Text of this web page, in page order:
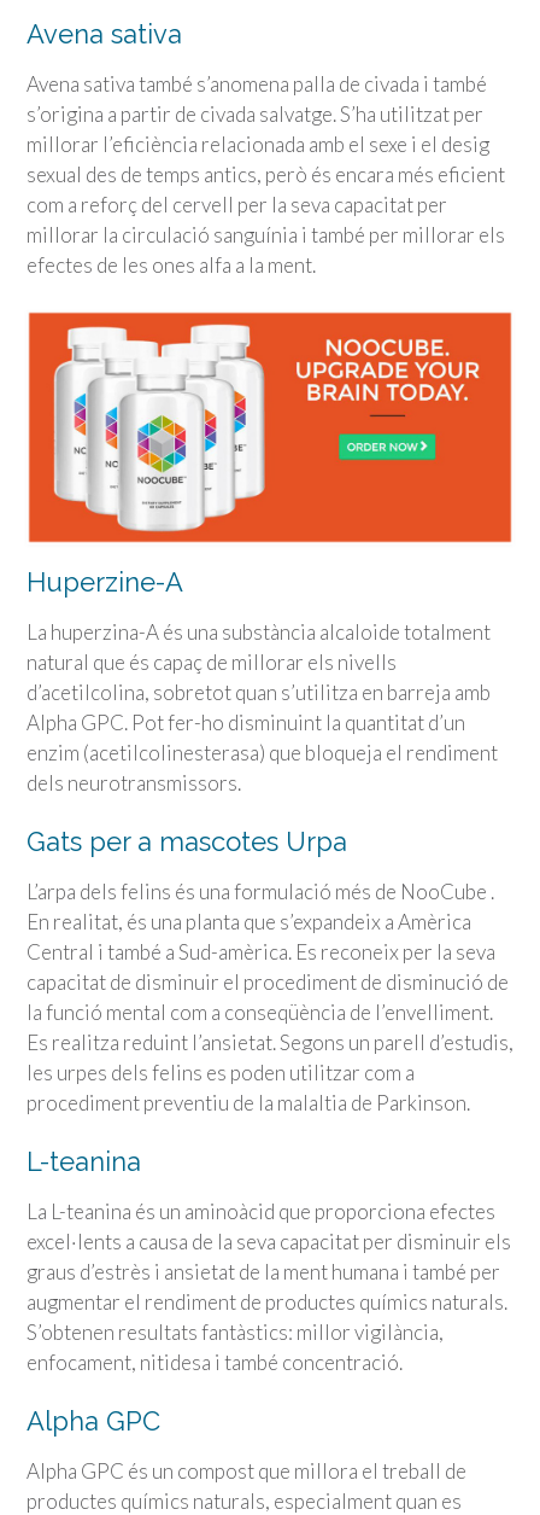
Avena sativa
Avena sativa també s’anomena palla de civada i també
s’origina a partir de civada salvatge. S’ha utilitzat per
millorar l’eficiència relacionada amb el sexe i el desig
sexual des de temps antics, però és encara més eficient
com a reforç del cervell per la seva capacitat per
millorar la circulació sanguínia i també per millorar els
efectes de les ones alfa a la ment.
Huperzine-A
La huperzina-A és una substància alcaloide totalment
natural que és capaç de millorar els nivells
d’acetilcolina, sobretot quan s’utilitza en barreja amb
Alpha GPC. Pot fer-ho disminuint la quantitat d’un
enzim (acetilcolinesterasa) que bloqueja el rendiment
dels neurotransmissors.
Gats per a mascotes Urpa
L’arpa dels felins és una formulació més de NooCube .
En realitat, és una planta que s’expandeix a Amèrica
Central i també a Sud-amèrica. Es reconeix per la seva
capacitat de disminuir el procediment de disminució de
la funció mental com a conseqüència de l’envelliment.
Es realitza reduint l’ansietat. Segons un parell d’estudis,
les urpes dels felins es poden utilitzar com a
procediment preventiu de la malaltia de Parkinson.
L-teanina
La L-teanina és un aminoàcid que proporciona efectes
excel·lents a causa de la seva capacitat per disminuir els
graus d’estrès i ansietat de la ment humana i també per
augmentar el rendiment de productes químics naturals.
S’obtenen resultats fantàstics: millor vigilància,
enfocament, nitidesa i també concentració.
Alpha GPC
Alpha GPC és un compost que millora el treball de
productes químics naturals, especialment quan es